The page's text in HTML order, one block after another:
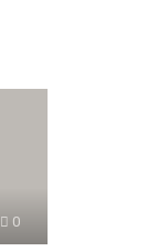
0